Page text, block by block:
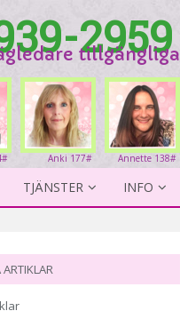
2959
tillgängliga
Annette 138#
Anki 177#
TJÄNSTER INFO